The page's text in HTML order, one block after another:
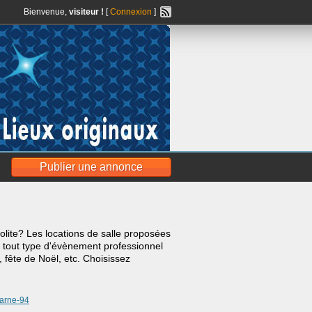
Bienvenue, visiteur ! [Connexion ]
Publier une annonce
Les locations de salle proposées
type d'évènement professionnel
de Noël, etc. Choisissez
94